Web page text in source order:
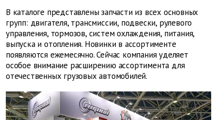
В каталоге представлены запчасти из всех основных
групп: двигателя, трансмиссии, подвески, рулевого
управления, тормозов, систем охлаждения, питания,
выпуска и отопления. Новинки в ассортименте
появляются ежемесячно. Сейчас компания уделяет
особое внимание расширению ассортимента для
отечественных грузовых автомобилей.